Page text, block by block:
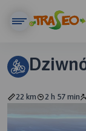
22 km 2 h 57 min